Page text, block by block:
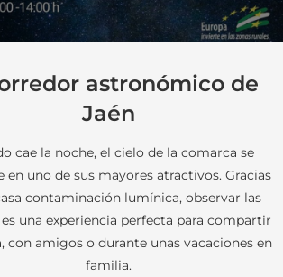
astronómico de
Jaén
cae la noche, el cielo de la comarca se
en uno de sus mayores atractivos. Gracias
contaminación lumínica, observar las
una experiencia perfecta para compartir
con amigos o durante unas vacaciones en
familia.